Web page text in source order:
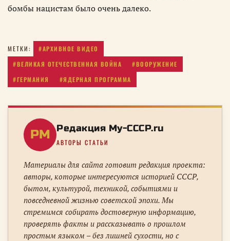
бомбы нацистам было очень далеко.
МЕТКИ:
#АРХИВНОЕ ВИДЕО
#ВЕЛИКАЯ ОТЕЧЕСТВЕННАЯ ВОЙНА
#ВООРУЖЕНИЕ
#ГЕРМАНИЯ
#ЯДЕРНАЯ ПРОГРАММА
РM Редакция My-CCCP.ru
АВТОРЫ СТАТЬИ
Материалы для сайта готовит редакция проекта:
авторы, которые интересуются историей СССР,
бытом, культурой, техникой, событиями и
повседневной жизнью советской эпохи. Мы
стремимся собирать достоверную информацию,
проверять факты и рассказывать о прошлом
простым языком – без лишней сухости, но с